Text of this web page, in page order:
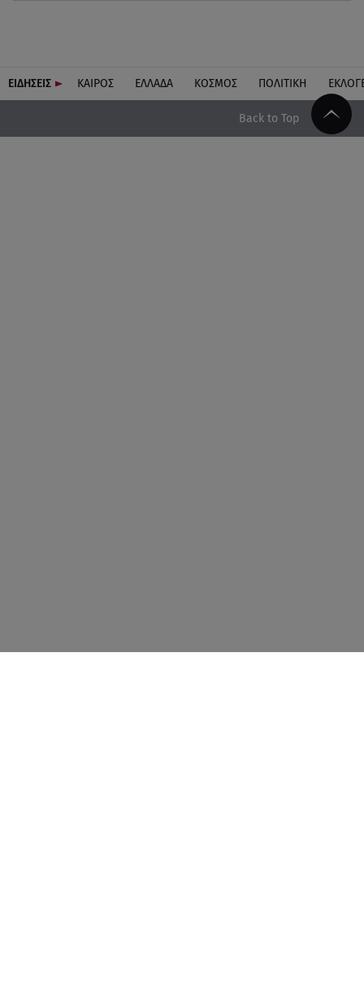
ΕΙΔΗΣΕΙΣ ΚΑΙΡΟΣ ΕΛΛΑΔΑ ΚΟΣΜΟΣ ΠΟΛΙΤΙΚΗ
Back to Top